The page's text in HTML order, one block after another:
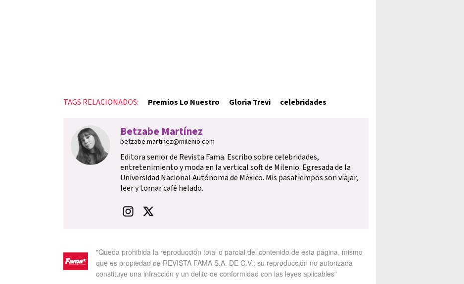
TAGS RELACIONADOS: Premios Lo Nuestro Gloria Trevi celebridades
Betzabe Martínez
betzabe.martinez@milenio.com
Editora senior de Revista Fama. Escribo sobre celebridades,
entretenimiento y moda en la vertical soft de Milenio. Egresada de la
Universidad Nacional Autónoma de México. Mis pasatiempos son viajar,
leer y tomar café helado.
"Queda prohibida la reproducción total o parcial del contenido de esta página, mismo
que es propiedad de REVISTA FAMA S.A. DE C.V.; su reproducción no autorizada
constituye una infracción y un delito de conformidad con las leyes aplicables"